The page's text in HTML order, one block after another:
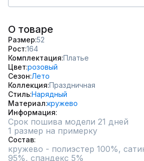
О товаре
Размер 52
Рост 164
Комплектация Платье
Цвет розовый
Сезон Лето
Коллекция Праздничная
СтильНарядный
Материал кружево
Информация
Срок пошива модели 21 дней
1 размер на примерку
Состав
кружево - полиэстер 100%,
95%, спандекс 5%